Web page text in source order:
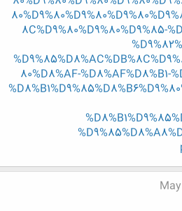
8C%D9%80%D9%80%D9%85-
80%D8%AF-%D8%AF%D8%B1-
May